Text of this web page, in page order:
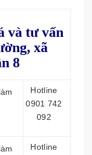
và tư vấn
xã
8
Hotline
0901 742
092
Hotline